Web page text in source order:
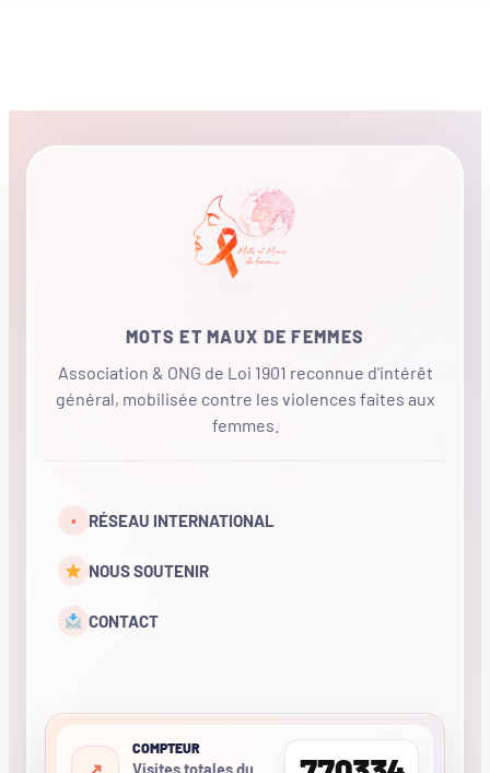
MOTS ET MAUX DE FEMMES
Association & ONG de Loi 1901 reconnue d'intérêt
général, mobilisée contre les violences faites aux
femmes.
• RÉSEAU INTERNATIONAL
NOUS SOUTENIR
CONTACT
COMPTEUR
Visites totales du